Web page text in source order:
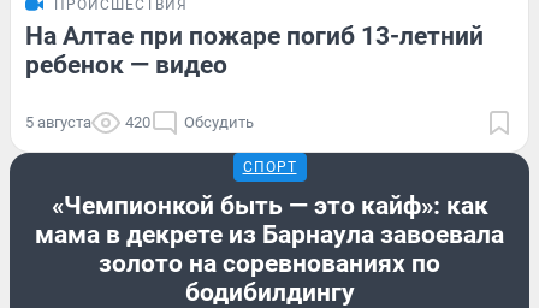
ПРОИСШЕСТВИЯ
На Алтае при пожаре погиб 13-летний
ребенок — видео
5 августа 420 Обсудить
СПОРТ
«Чемпионкой быть — это кайф»: как
мама в декрете из Барнаула завоевала
золото на соревнованиях по
бодибилдингу